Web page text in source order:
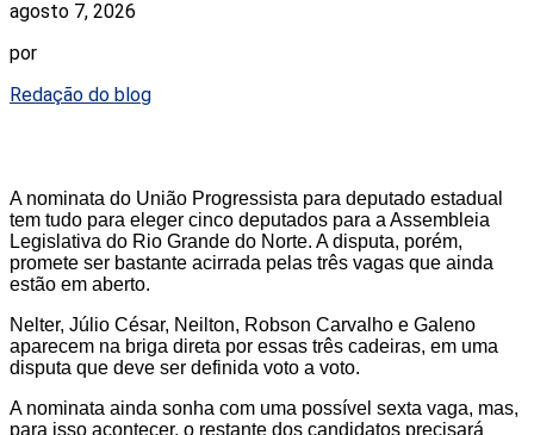
agosto 7, 2026
por
Redação do blog
A nominata do União Progressista para deputado estadual
tem tudo para eleger cinco deputados para a Assembleia
Legislativa do Rio Grande do Norte. A disputa, porém,
promete ser bastante acirrada pelas três vagas que ainda
estão em aberto.
Nelter, Júlio César, Neilton, Robson Carvalho e Galeno
aparecem na briga direta por essas três cadeiras, em uma
disputa que deve ser definida voto a voto.
A nominata ainda sonha com uma possível sexta vaga, mas,
para isso acontecer, o restante dos candidatos precisará